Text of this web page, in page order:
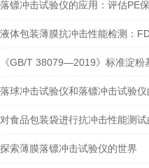
探索薄膜落镖冲击试验仪的世界